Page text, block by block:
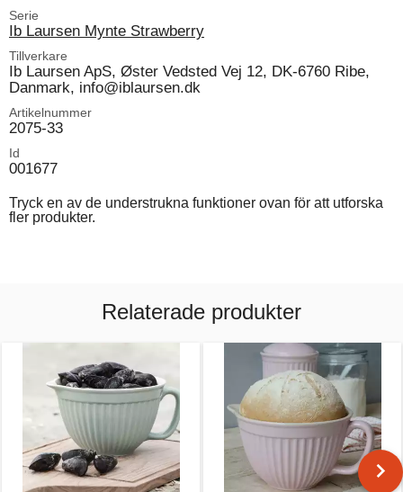
Serie
Ib Laursen Mynte Strawberry
Tillverkare
Ib Laursen ApS, Øster Vedsted Vej 12, DK-6760 Ribe,
Danmark, info@iblaursen.dk
Artikelnummer
2075-33
Id
001677
Tryck en av de understrukna funktioner ovan för att utforska
fler produkter.
Relaterade produkter